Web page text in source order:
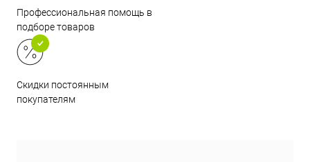
Профессиональная помощь в
подборе товаров
Скидки постоянным
покупателям